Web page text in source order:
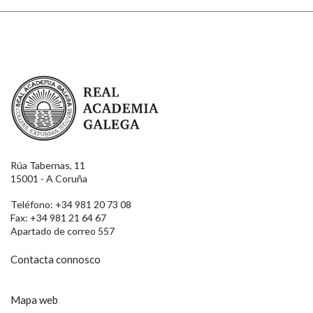
Real Academia Galega
Rúa Tabernas, 11
15001 - A Coruña
Teléfono: +34 981 20 73 08
Fax: +34 981 21 64 67
Apartado de correo 557
Contacta connosco
Mapa web